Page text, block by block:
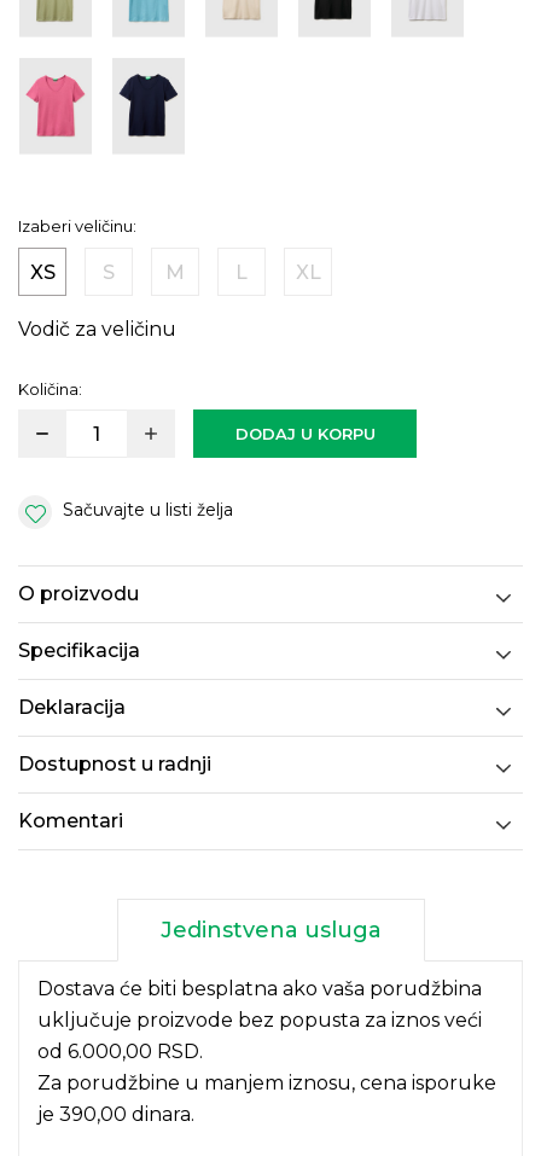
Izaberi veličinu:
XS S M L XL
Vodič za veličinu
Količina:
DODAJ U KORPU
Sačuvajte u listi želja
O proizvodu
Specifikacija
Deklaracija
Dostupnost u radnji
Komentari
Jedinstvena usluga
Dostava će biti besplatna ako vaša porudžbina
uključuje proizvode bez popusta za iznos veći
od 6.000,00 RSD.
Za porudžbine u manjem iznosu, cena isporuke
je 390,00 dinara.